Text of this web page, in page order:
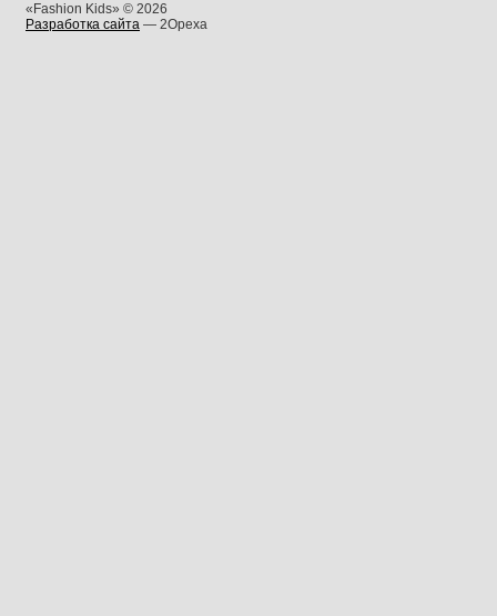
«Fashion Kids» © 2026
Разработка сайта — 2Opexa